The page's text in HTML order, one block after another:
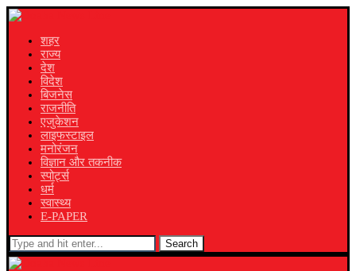
शहर
राज्य
देश
विदेश
बिजनेस
राजनीति
एजुकेशन
लाइफस्टाइल
मनोरंजन
विज्ञान और तकनीक
स्पोर्ट्स
धर्म
स्वास्थ्य
E-PAPER
Search